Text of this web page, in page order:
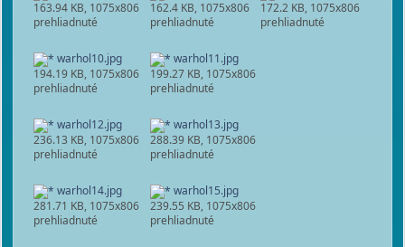
163.94 KB, 1075x806
prehliadnuté
162.4 KB, 1075x806
prehliadnuté
172.2 KB, 1075x806
prehliadnuté
warhol10.jpg
194.19 KB, 1075x806
prehliadnuté
warhol11.jpg
199.27 KB, 1075x806
prehliadnuté
warhol12.jpg
236.13 KB, 1075x806
prehliadnuté
warhol13.jpg
288.39 KB, 1075x806
prehliadnuté
warhol14.jpg
281.71 KB, 1075x806
prehliadnuté
warhol15.jpg
239.55 KB, 1075x806
prehliadnuté